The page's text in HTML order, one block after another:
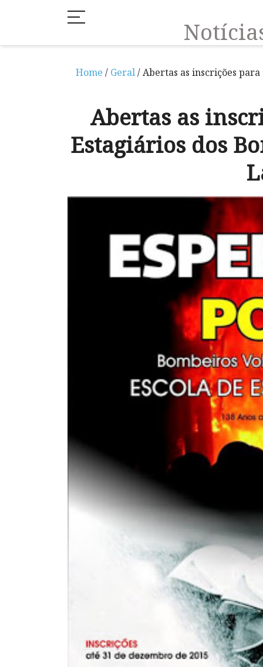
Home / Geral/ Abertas as inscrições para
Abertas as
Estagiários dos